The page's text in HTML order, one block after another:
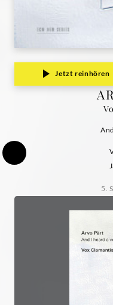
Jetzt reinhören
5.